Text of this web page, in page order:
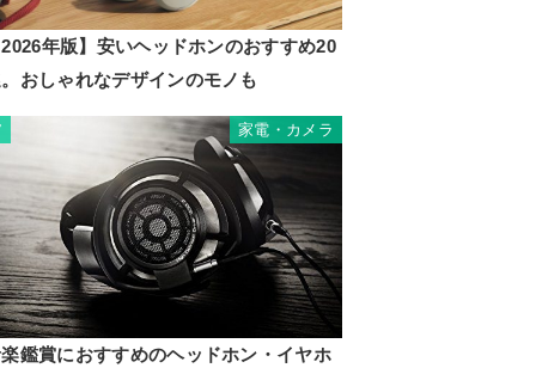
年版】安いヘッドホンのおすすめ20
おしゃれなデザインのモノも
家電・カメラ
鑑賞におすすめのヘッドホン・イヤホ